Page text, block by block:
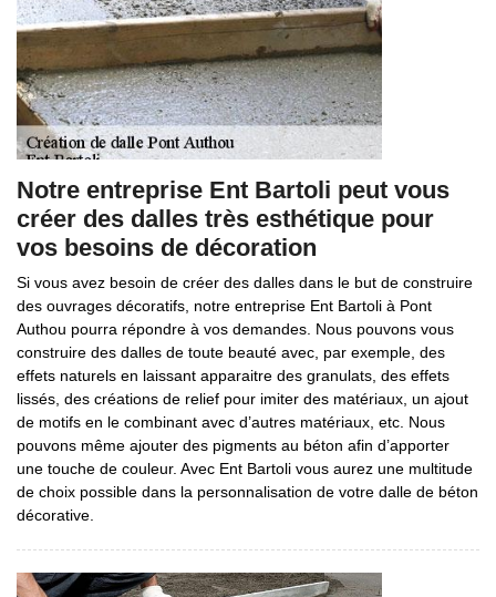
Notre entreprise Ent Bartoli peut vous
créer des dalles très esthétique pour
vos besoins de décoration
Si vous avez besoin de créer des dalles dans le but de construire
des ouvrages décoratifs, notre entreprise Ent Bartoli à Pont
Authou pourra répondre à vos demandes. Nous pouvons vous
construire des dalles de toute beauté avec, par exemple, des
effets naturels en laissant apparaitre des granulats, des effets
lissés, des créations de relief pour imiter des matériaux, un ajout
de motifs en le combinant avec d’autres matériaux, etc. Nous
pouvons même ajouter des pigments au béton afin d’apporter
une touche de couleur. Avec Ent Bartoli vous aurez une multitude
de choix possible dans la personnalisation de votre dalle de béton
décorative.